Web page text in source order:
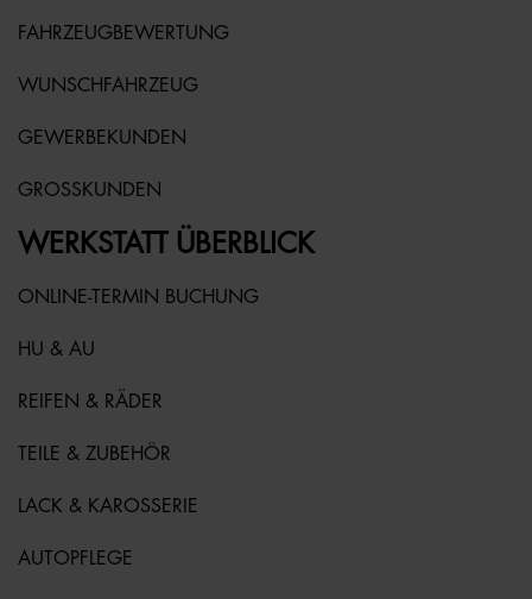
FAHRZEUGBEWERTUNG
WUNSCHFAHRZEUG
GEWERBEKUNDEN
GROSSKUNDEN
WERKSTATT ÜBERBLICK
ONLINE-TERMIN BUCHUNG
HU & AU
REIFEN & RÄDER
TEILE & ZUBEHÖR
LACK & KAROSSERIE
AUTOPFLEGE